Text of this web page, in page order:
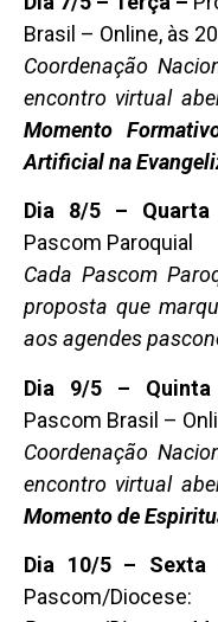
Brasil – Online, às
Coordenação
encontro virtual
Momento
Artificial na
Dia 8/5 –
Pascom Paroquial
Cada Pascom
proposta que
aos agendes
Dia 9/5 –
Pascom Brasil –
Coordenação
encontro virtual
Momento de
Dia 10/5 – Sexta
Pascom/Diocese: